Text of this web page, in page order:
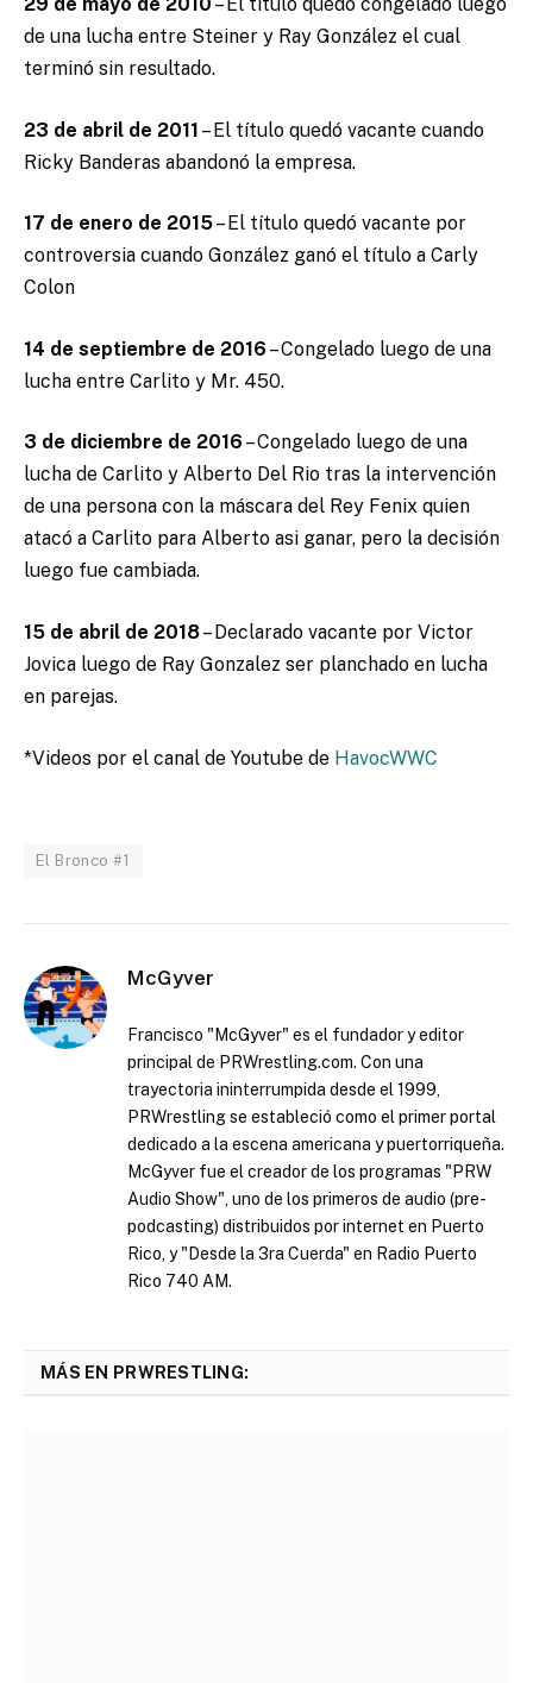
de una lucha entre Steiner y Ray González el cual
terminó sin resultado.
23 de abril de 2011 – El título quedó vacante cuando
Ricky Banderas abandonó la empresa.
17 de enero de 2015– El título quedó vacante por
controversia cuando González ganó el título a Carly
Colon
14 de septiembre de 2016 – Congelado luego de una
lucha entre Carlito y Mr. 450.
3 de diciembre de 2016 – Congelado luego de una
lucha de Carlito y Alberto Del Rio tras la intervención
de una persona con la máscara del Rey Fenix quien
atacó a Carlito para Alberto asi ganar, pero la decisión
luego fue cambiada.
15 de abril de 2018– Declarado vacante por Victor
Jovica luego de Ray Gonzalez ser planchado en lucha
en parejas.
*Videos por el canal de Youtube de HavocWWC
El Bronco #1
McGyver
Francisco "McGyver" es el fundador y editor
principal de PRWrestling.com. Con una
trayectoria ininterrumpida desde el 1999,
PRWrestling se estableció como el primer portal
dedicado a la escena americana y puertorriqueña.
McGyver fue el creador de los programas "PRW
Audio Show", uno de los primeros de audio (pre-
podcasting) distribuidos por internet en Puerto
Rico, y "Desde la 3ra Cuerda" en Radio Puerto
Rico 740 AM.
MÁS EN PRWRESTLING: